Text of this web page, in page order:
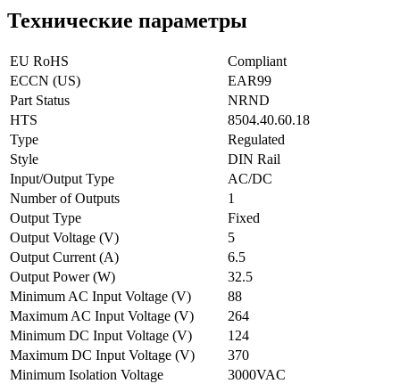
Технические параметры
EU RoHS
Compliant
ECCN (US)
EAR99
Part Status
NRND
HTS
8504.40.60.18
Type
Regulated
Style
DIN Rail
Input/Output Type
AC/DC
Number of Outputs
1
Output Type
Fixed
Output Voltage (V)
5
Output Current (A)
6.5
Output Power (W)
32.5
Minimum AC Input Voltage (V)
88
Maximum AC Input Voltage (V)
264
Minimum DC Input Voltage (V)
124
Maximum DC Input Voltage (V)
370
Minimum Isolation Voltage
3000VAC